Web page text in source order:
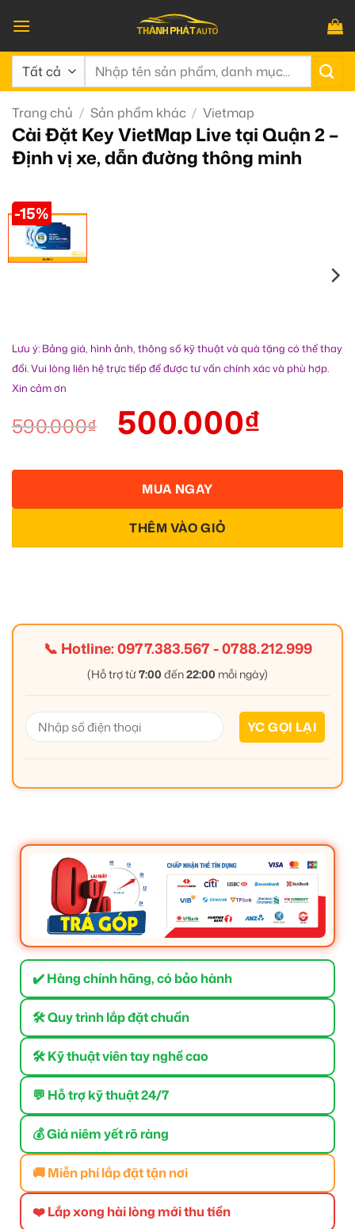
qua
nội
dung
Tìm
Trang chủ / Sản phẩm khác / Vietmap
Cài Đặt Key VietMap Live tại Quận 2 –
Định vị xe, dẫn đường thông minh
-15%
Lưu ý: Bảng giá, hình ảnh, thông số kỹ thuật và quà tặng có thể thay
đổi. Vui lòng liên hệ trực tiếp để được tư vấn chính xác và phù hợp.
Xin cảm ơn
590.000₫ 500.000₫
THÊM VÀO GIỎ
MUA NGAY
📞 Hotline:0977.383.567-0788.212.999
(Hỗ trợ từ7:00 đến22:00 mỗi ngày)
✔️ Hàng chính hãng, có bảo hành
🛠 Quy trình lắp đặt chuẩn
🛠 Kỹ thuật viên tay nghề cao
💬 Hỗ trợ kỹ thuật 24/7
💰 Giá niêm yết rõ ràng
🚚 Miễn phí lắp đặt tận nơi
❤️ Lắp xong hài lòng mới thu tiền